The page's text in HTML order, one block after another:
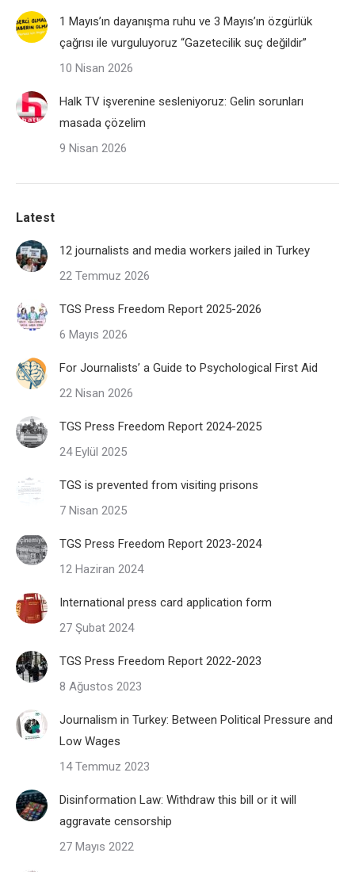
1 Mayıs’ın dayanışma ruhu ve 3 Mayıs’ın özgürlük
çağrısı ile vurguluyoruz “Gazetecilik suç değildir”
10 Nisan 2026
Halk TV işverenine sesleniyoruz: Gelin sorunları
masada çözelim
9 Nisan 2026
Latest
12 journalists and media workers jailed in Turkey
22 Temmuz 2026
TGS Press Freedom Report 2025-2026
6 Mayıs 2026
For Journalists’ a Guide to Psychological First Aid
22 Nisan 2026
TGS Press Freedom Report 2024-2025
24 Eylül 2025
TGS is prevented from visiting prisons
7 Nisan 2025
TGS Press Freedom Report 2023-2024
12 Haziran 2024
International press card application form
27 Şubat 2024
TGS Press Freedom Report 2022-2023
8 Ağustos 2023
Journalism in Turkey: Between Political Pressure and
Low Wages
14 Temmuz 2023
Disinformation Law: Withdraw this bill or it will
aggravate censorship
27 Mayıs 2022